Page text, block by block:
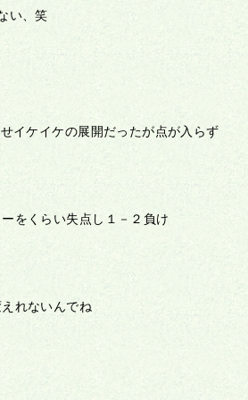
い、笑
イケイケの展開だったが点が入らず
をくらい失点し１－２負け
れないんでね